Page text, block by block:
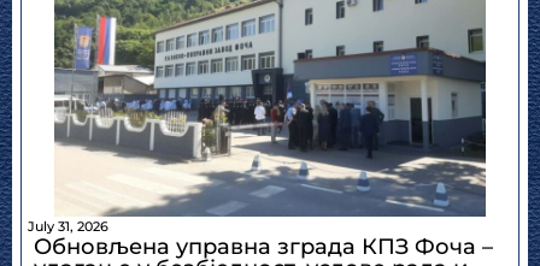
July 31, 2026
Обновљена управна зграда КПЗ Фоча –